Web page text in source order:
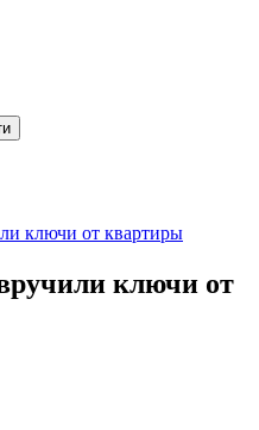
ключи от квартиры
ключи от